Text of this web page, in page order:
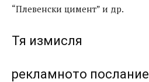
“Плевенски цимент” и др.
Тя измисля
рекламното послание